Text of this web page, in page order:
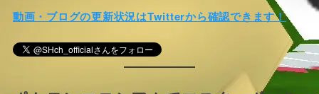
動画・ブログの更新状況はTwitterから確認できます！